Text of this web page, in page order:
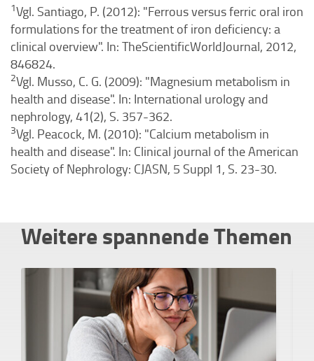
1Vgl. Santiago, P. (2012): "Ferrous versus ferric oral iron
formulations for the treatment of iron deficiency: a
clinical overview". In: TheScientificWorldJournal, 2012,
846824.
2Vgl. Musso, C. G. (2009): "Magnesium metabolism in
health and disease". In: International urology and
nephrology, 41(2), S. 357-362.
3Vgl. Peacock, M. (2010): "Calcium metabolism in
health and disease". In: Clinical journal of the American
Society of Nephrology: CJASN, 5 Suppl 1, S. 23-30.
Weitere spannende Themen